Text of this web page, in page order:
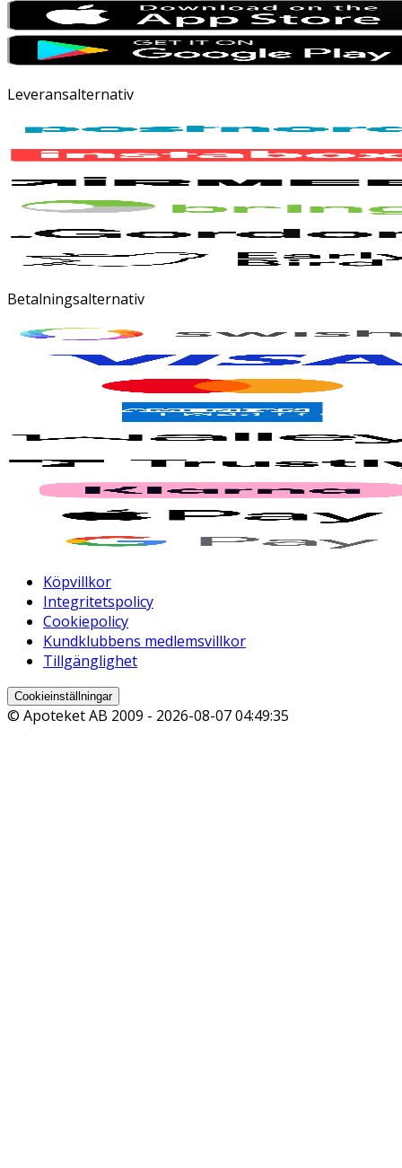
Leveransalternativ
Betalningsalternativ
Köpvillkor
Integritetspolicy
Cookiepolicy
Kundklubbens medlemsvillkor
Tillgänglighet
Cookieinställningar
© Apoteket AB 2009 - 2026-08-07 04:49:35